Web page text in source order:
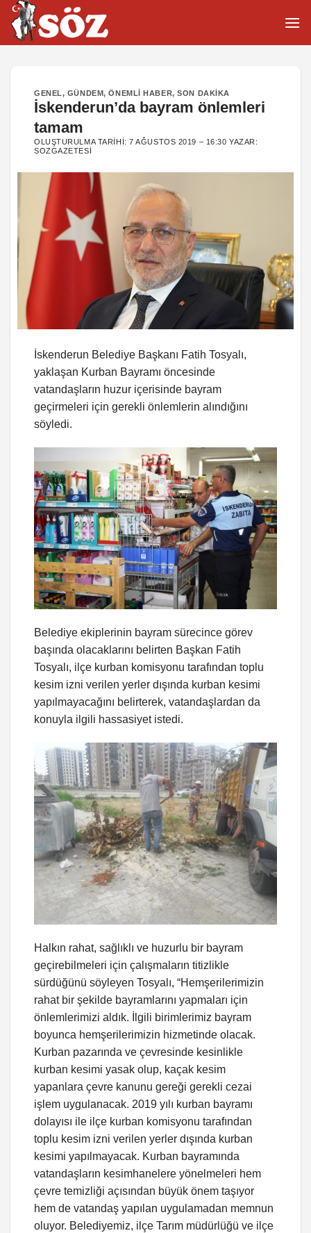
İçeriğe
atla
GENEL, GÜNDEM,ÖNEMLI HABER,SON DAKIKA
İskenderun’da bayram önlemleri
tamam
OLUŞTURULMA TARIHI:7 AĞUSTOS 2019 – 16:30 YAZAR:
SOZGAZETESI
İskenderun Belediye Başkanı Fatih Tosyalı,
yaklaşan Kurban Bayramı öncesinde
vatandaşların huzur içerisinde bayram
geçirmeleri için gerekli önlemlerin alındığını
söyledi.
Belediye ekiplerinin bayram sürecince görev
başında olacaklarını belirten Başkan Fatih
Tosyalı, ilçe kurban komisyonu tarafından toplu
kesim izni verilen yerler dışında kurban kesimi
yapılmayacağını belirterek, vatandaşlardan da
konuyla ilgili hassasiyet istedi.
Halkın rahat, sağlıklı ve huzurlu bir bayram
geçirebilmeleri için çalışmaların titizlikle
sürdüğünü söyleyen Tosyalı, “Hemşerilerimizin
rahat bir şekilde bayramlarını yapmaları için
önlemlerimizi aldık. İlgili birimlerimiz bayram
boyunca hemşerilerimizin hizmetinde olacak.
Kurban pazarında ve çevresinde kesinlikle
kurban kesimi yasak olup, kaçak kesim
yapanlara çevre kanunu gereği gerekli cezai
işlem uygulanacak. 2019 yılı kurban bayramı
dolayısı ile ilçe kurban komisyonu tarafından
toplu kesim izni verilen yerler dışında kurban
kesimi yapılmayacak. Kurban bayramında
vatandaşların kesimhanelere yönelmeleri hem
çevre temizliği açısından büyük önem taşıyor
hem de vatandaş yapılan uygulamadan memnun
oluyor. Belediyemiz, ilçe Tarım müdürlüğü ve ilçe